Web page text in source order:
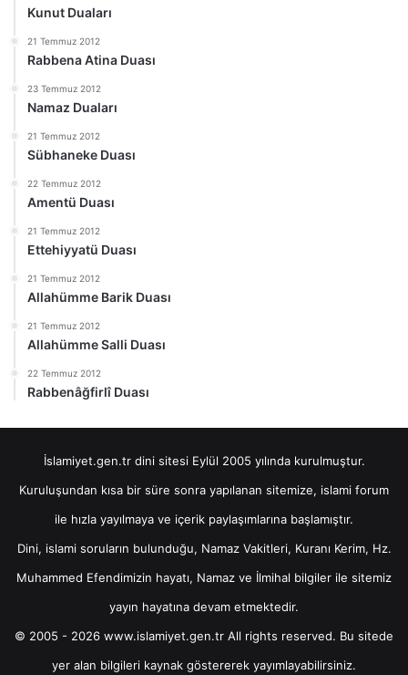
Kunut Duaları
21 Temmuz 2012
Rabbena Atina Duası
23 Temmuz 2012
Namaz Duaları
21 Temmuz 2012
Sübhaneke Duası
22 Temmuz 2012
Amentü Duası
21 Temmuz 2012
Ettehiyyatü Duası
21 Temmuz 2012
Allahümme Barik Duası
21 Temmuz 2012
Allahümme Salli Duası
22 Temmuz 2012
Rabbenâğfirlî Duası
İslamiyet.gen.tr dini sitesi Eylül 2005 yılında kurulmuştur.
Kuruluşundan kısa bir süre sonra yapılanan sitemize, islami forum
ile hızla yayılmaya ve içerik paylaşımlarına başlamıştır.
Dini, islami soruların bulunduğu, Namaz Vakitleri, Kuranı Kerim, Hz.
Muhammed Efendimizin hayatı, Namaz ve İlmihal bilgiler ile sitemiz
yayın hayatına devam etmektedir.
© 2005 - 2026 www.islamiyet.gen.tr All rights reserved. Bu sitede
yer alan bilgileri kaynak göstererek yayımlayabilirsiniz.